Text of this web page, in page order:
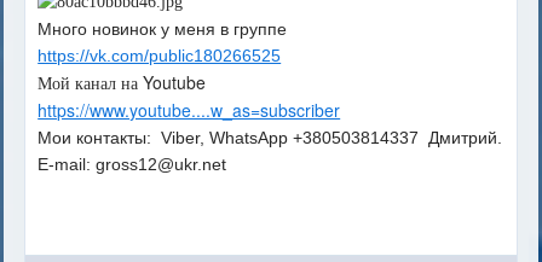
Много новинок у меня в группе
https://vk.com/public180266525
Мой канал на Youtube
https://www.youtube....w_as=subscriber
Мои контакты: Viber, WhatsApp +380503814337 Дмитрий.
E-mail: gross12@ukr.net